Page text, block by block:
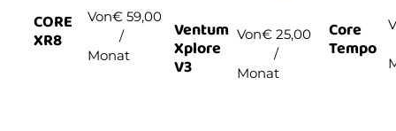
CORE
XR8
Von€ 59,00
/
Monat
Ventum
Xplore
V3
Von€25,00
/
Monat
Core
Tempo